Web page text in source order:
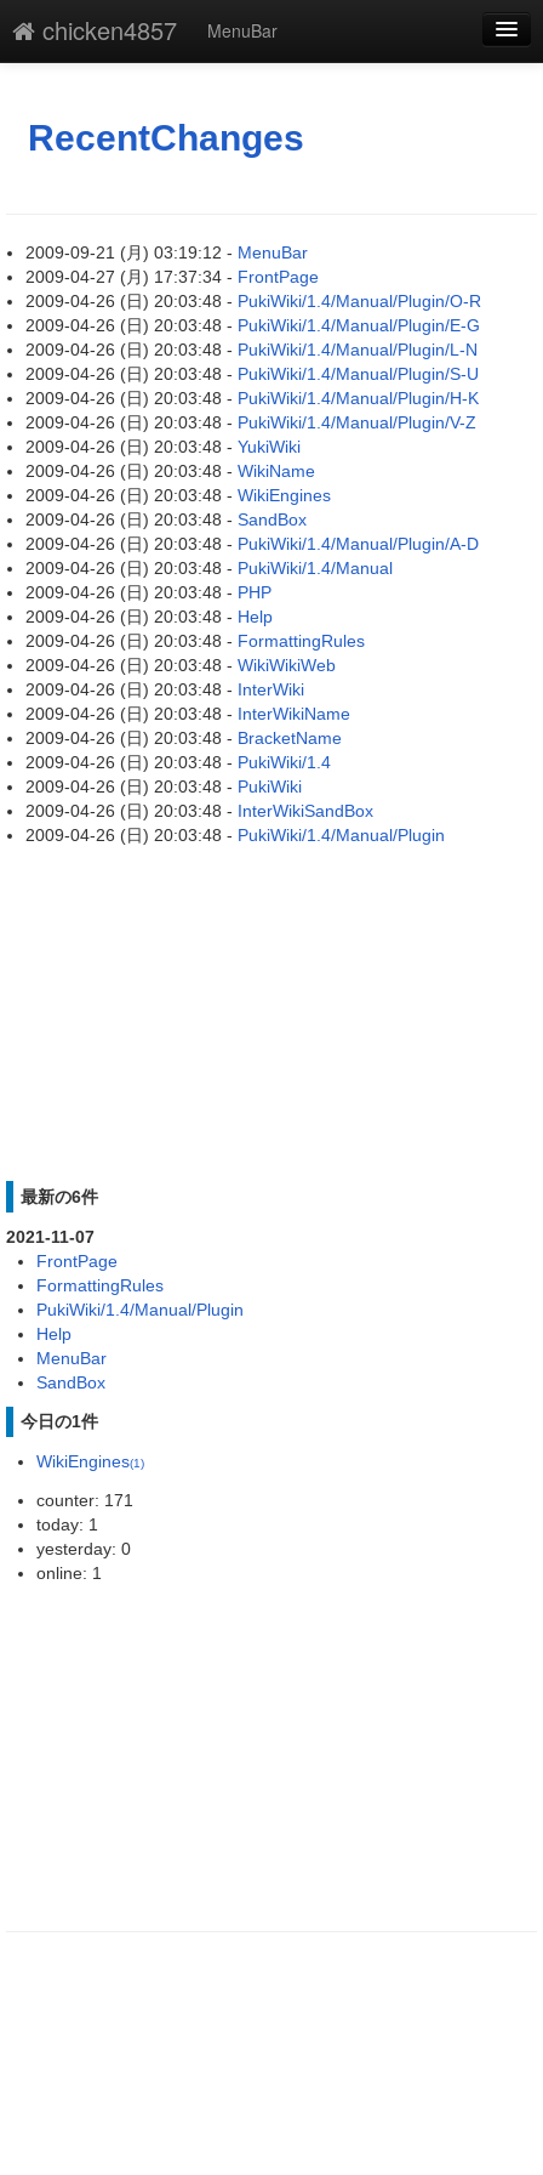
chicken4857
MenuBar
最終更新
RecentChanges
2009-09-21 (月) 03:19:12 - MenuBar
2009-04-27 (月) 17:37:34 - FrontPage
2009-04-26 (日) 20:03:48 - PukiWiki/1.4/Manual/Plugin/O-R
2009-04-26 (日) 20:03:48 - PukiWiki/1.4/Manual/Plugin/E-G
2009-04-26 (日) 20:03:48 - PukiWiki/1.4/Manual/Plugin/L-N
2009-04-26 (日) 20:03:48 - PukiWiki/1.4/Manual/Plugin/S-U
2009-04-26 (日) 20:03:48 - PukiWiki/1.4/Manual/Plugin/H-K
2009-04-26 (日) 20:03:48 - PukiWiki/1.4/Manual/Plugin/V-Z
2009-04-26 (日) 20:03:48 - YukiWiki
2009-04-26 (日) 20:03:48 - WikiName
2009-04-26 (日) 20:03:48 - WikiEngines
2009-04-26 (日) 20:03:48 - SandBox
2009-04-26 (日) 20:03:48 - PukiWiki/1.4/Manual/Plugin/A-D
2009-04-26 (日) 20:03:48 - PukiWiki/1.4/Manual
2009-04-26 (日) 20:03:48 - PHP
2009-04-26 (日) 20:03:48 - Help
2009-04-26 (日) 20:03:48 - FormattingRules
2009-04-26 (日) 20:03:48 - WikiWikiWeb
2009-04-26 (日) 20:03:48 - InterWiki
2009-04-26 (日) 20:03:48 - InterWikiName
2009-04-26 (日) 20:03:48 - BracketName
2009-04-26 (日) 20:03:48 - PukiWiki/1.4
2009-04-26 (日) 20:03:48 - PukiWiki
2009-04-26 (日) 20:03:48 - InterWikiSandBox
2009-04-26 (日) 20:03:48 - PukiWiki/1.4/Manual/Plugin
最新の6件
2021-11-07
FrontPage
FormattingRules
PukiWiki/1.4/Manual/Plugin
Help
MenuBar
SandBox
今日の1件
WikiEngines(1)
counter: 171
today: 1
yesterday: 0
online: 1